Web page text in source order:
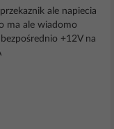
ale napiecia
ma ale wiadomo
+12V na